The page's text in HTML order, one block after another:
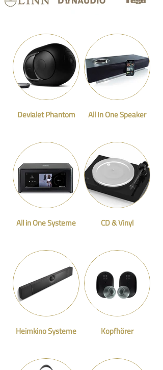
Devialet Phantom All In One Speaker
All in One Systeme CD & Vinyl
Heimkino Systeme Kopfhörer